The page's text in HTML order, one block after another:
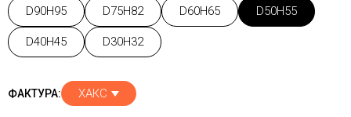
D90H95 D75H82 D60H65 D50H55
D40H45 D30H32
ФАКТУРА: ХАКС